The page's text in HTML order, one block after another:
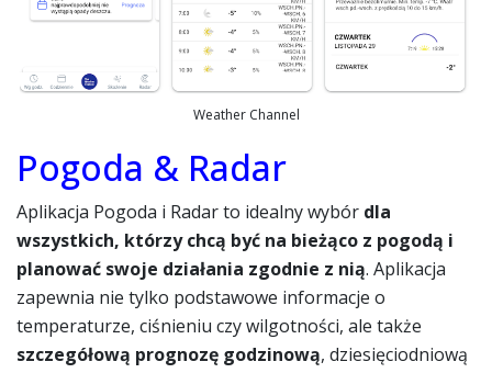
Weather Channel
Pogoda & Radar
Aplikacja Pogoda i Radar to idealny wybór dla
wszystkich, którzy chcą być na bieżąco z pogodą i
planować swoje działania zgodnie z nią. Aplikacja
zapewnia nie tylko podstawowe informacje o
temperaturze, ciśnieniu czy wilgotności, ale także
szczegółową prognozę godzinową, dziesięciodniową